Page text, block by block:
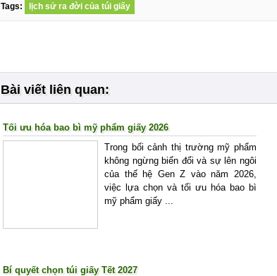
Tags: lịch sử ra đời của túi giấy
Bài viết liên quan:
Tối ưu hóa bao bì mỹ phẩm giấy 2026
Trong bối cảnh thị trường mỹ phẩm
không ngừng biến đổi và sự lên ngôi
của thế hệ Gen Z vào năm 2026,
việc lựa chọn và tối ưu hóa bao bì
mỹ phẩm giấy ...
Bí quyết chọn túi giấy Tết 2027